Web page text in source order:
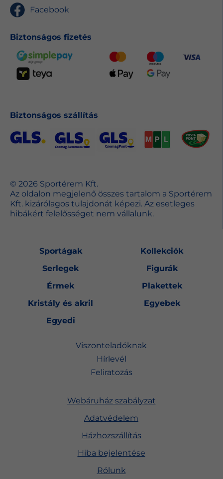
Facebook
Biztonságos fizetés
Biztonságos szállítás
© 2026 Sportérem Kft.
Az oldalon megjelenő összes tartalom a Sportérem
Kft. kizárólagos tulajdonát képezi. Az esetleges
hibákért felelősséget nem vállalunk.
Sportágak
Kollekciók
Serlegek
Figurák
Érmek
Plakettek
Kristály és akril
Egyebek
Egyedi
Viszonteladóknak
Hírlevél
Feliratozás
Webáruház szabályzat
Adatvédelem
Házhozszállítás
Hiba bejelentése
Rólunk